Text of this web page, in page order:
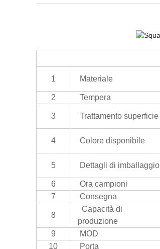
1 Materiale
2
Tempera
3 Trattamento superficie
4 Colore disponibile
5 Dettagli di imballaggio
6
Ora campioni
7
Consegna
8
Capacità di
produzione
9 MOD
10
Porta